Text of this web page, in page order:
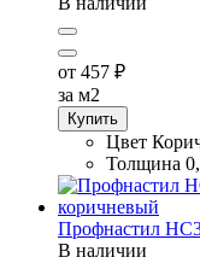
от 457 ₽
за м2
Купить
Цвет
Толщина
Профнастил
В наличии